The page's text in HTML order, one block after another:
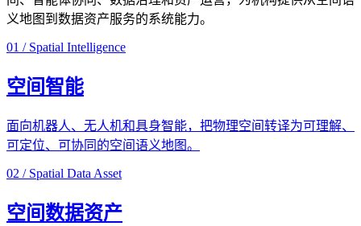
义地图到数据资产服务的系统能力。
01 / Spatial Intelligence
空间智能
面向机器人、无人机和具身智能，把物理空间转译为可理解、
可定位、可协同的空间语义地图。
02 / Spatial Data Asset
空间数据资产